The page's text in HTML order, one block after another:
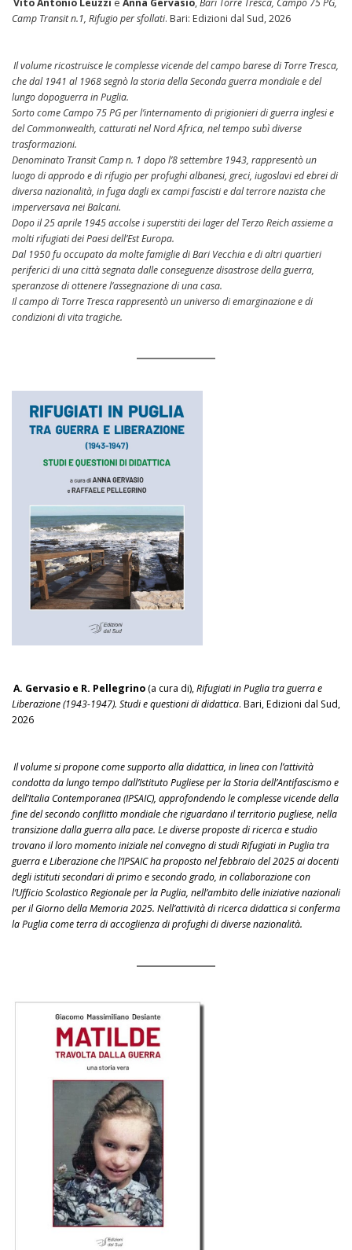
Vito Antonio Leuzzi eAnna Gervasio,Bari Torre Tresca, Campo 75 PG,
Camp Transit n.1, Rifugio per sfollati. Bari: Edizioni dal Sud, 2026
Il volume ricostruisce le complesse vicende del campo barese di Torre Tresca,
che dal 1941 al 1968 segnò la storia della Seconda guerra mondiale e del
lungo dopoguerra in Puglia.
Sorto come Campo 75 PG per l’internamento di prigionieri di guerra inglesi e
del Commonwealth, catturati nel Nord Africa, nel tempo subì diverse
trasformazioni.
Denominato Transit Camp n. 1 dopo l’8 settembre 1943, rappresentò un
luogo di approdo e di rifugio per profughi albanesi, greci, iugoslavi ed ebrei di
diversa nazionalità, in fuga dagli ex campi fascisti e dal terrore nazista che
imperversava nei Balcani.
Dopo il 25 aprile 1945 accolse i superstiti dei lager del Terzo Reich assieme a
molti rifugiati dei Paesi dell’Est Europa.
Dal 1950 fu occupato da molte famiglie di Bari Vecchia e di altri quartieri
periferici di una città segnata dalle conseguenze disastrose della guerra,
speranzose di ottenere l’assegnazione di una casa.
Il campo di Torre Tresca rappresentò un universo di emarginazione e di
condizioni di vita tragiche.
A. Gervasio e R. Pellegrino (a cura di),Rifugiati in Puglia tra guerra e
Liberazione (1943-1947). Studi e questioni di didattica. Bari, Edizioni dal Sud,
2026
Il volume si propone come supporto alla didattica, in linea con l’attività
condotta da lungo tempo dall’Istituto Pugliese per la Storia dell’Antifascismo e
dell’Italia Contemporanea (IPSAIC), approfondendo le complesse vicende della
fine del secondo conflitto mondiale che riguardano il territorio pugliese, nella
transizione dalla guerra alla pace. Le diverse proposte di ricerca e studio
trovano il loro momento iniziale nel convegno di studi Rifugiati in Puglia tra
guerra e Liberazione che l’IPSAIC ha proposto nel febbraio del 2025 ai docenti
degli istituti secondari di primo e secondo grado, in collaborazione con
l’Ufficio Scolastico Regionale per la Puglia, nell’ambito delle iniziative nazionali
per il Giorno della Memoria 2025. Nell’attività di ricerca didattica si conferma
la Puglia come terra di accoglienza di profughi di diverse nazionalità.